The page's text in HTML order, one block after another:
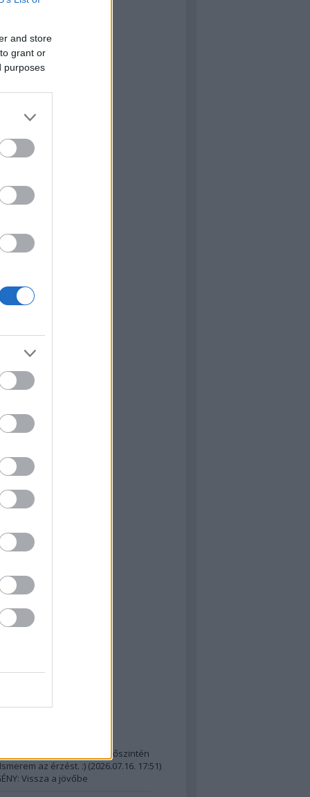
and store
grant or
purposes
Matilda
Hot
Star Wars: Vector Prime (Új
sorozat 1.)
emlékei
osztag
Elefant páncélvadász
M16 féllánctalpas
Capa, a világhírű fotós
A34 Comet
of Duty – Black Ops 6
Victors
látnivalók 6.
Sterne)
D-Day Visitor's
@21 ezer Ft: Na, ennek őszintén
az érzést. :) (2026.07.16. 17:51)
Vissza a jövőbe